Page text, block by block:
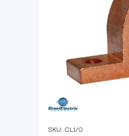
SKU: CL1/0